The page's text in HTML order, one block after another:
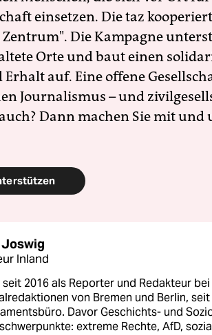
einsetzen. Die taz
Die Kampagne
Orte und baut einen
Erhalt auf. Eine offene
Journalismus – und
Dann machen Sie mit und
Inland
2016 als Reporter und Redakteur
von Bremen und Berlin,
Davor Geschichts- und
extreme Rechte, AfD,